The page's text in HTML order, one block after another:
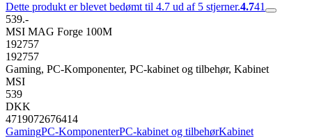
Dette produkt er blevet bedømt til 4.7 ud af 5 stjerner.4.741
539.-
MSI MAG Forge 100M
192757
192757
Gaming, PC-Komponenter, PC-kabinet og tilbehør, Kabinet
MSI
539
DKK
4719072676414
GamingPC-KomponenterPC-kabinet og tilbehørKabinet